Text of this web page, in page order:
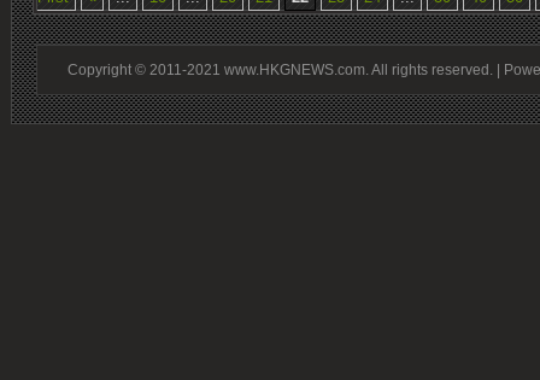
Copyright © 2011-2021 www.HKGNEWS.com. All rights reserved. |